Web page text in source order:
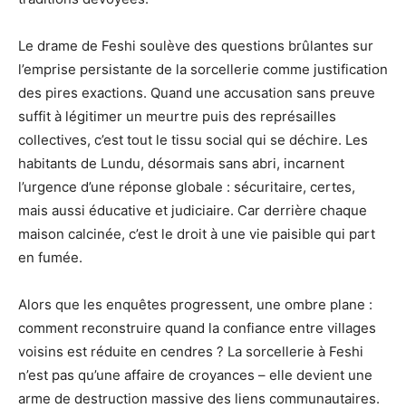
Le drame de Feshi soulève des questions brûlantes sur
l’emprise persistante de la sorcellerie comme justification
des pires exactions. Quand une accusation sans preuve
suffit à légitimer un meurtre puis des représailles
collectives, c’est tout le tissu social qui se déchire. Les
habitants de Lundu, désormais sans abri, incarnent
l’urgence d’une réponse globale : sécuritaire, certes,
mais aussi éducative et judiciaire. Car derrière chaque
maison calcinée, c’est le droit à une vie paisible qui part
en fumée.
Alors que les enquêtes progressent, une ombre plane :
comment reconstruire quand la confiance entre villages
voisins est réduite en cendres ? La sorcellerie à Feshi
n’est pas qu’une affaire de croyances – elle devient une
arme de destruction massive des liens communautaires.